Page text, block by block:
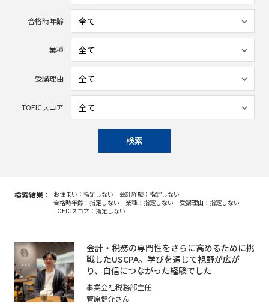
合格時年齢
業種
受講理由
TOEICスコア
検索
検索結果： お住まい：指定しない
会計経験：指定しない
合格時年齢：指定しない
業種：指定しない
受講理由：指定しない
TOEICスコア：指定しない
会計・税務の専門性をさらに高めるために挑
戦したUSCPA。学びを通じて視野が広が
り、自信につながった経験でした
事業会社税務部主任
菅原健介さん